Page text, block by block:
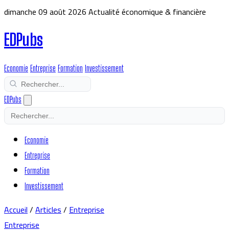
dimanche 09 août 2026Actualité économique & financière
EDPubs
Economie Entreprise Formation Investissement
EDPubs
Economie
Entreprise
Formation
Investissement
Accueil/Articles/Entreprise
Entreprise